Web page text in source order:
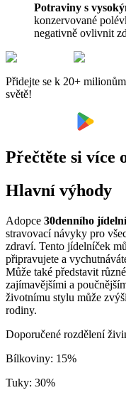
Potraviny s
konzervované
negativně ovlivnit
Přidejte se k 20+
světě!
Přečtěte si více
Hlavní výhody
Adopce 30denního
stravovací návyky pro
zdraví. Tento jídelníček
připravujete a
Může také představit
zajímavějšími a
životnímu stylu může
rodiny.
Doporučené rozdělení
Bílkoviny: 15%
Tuky: 30%